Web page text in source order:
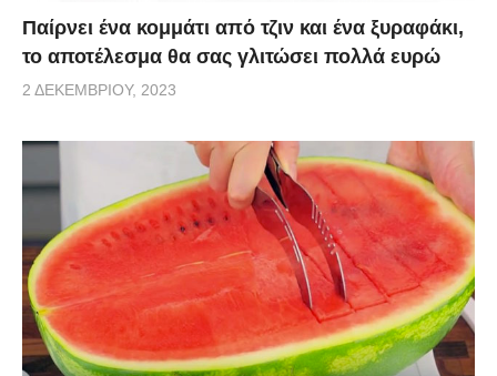
Παίρνει ένα κομμάτι από τζιν και ένα ξυραφάκι,
το αποτέλεσμα θα σας γλιτώσει πολλά ευρώ
2 ΔΕΚΕΜΒΡΊΟΥ, 2023